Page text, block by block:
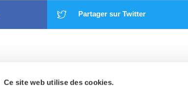
Ce site web utilise des cookies.
Partager sur Twitter